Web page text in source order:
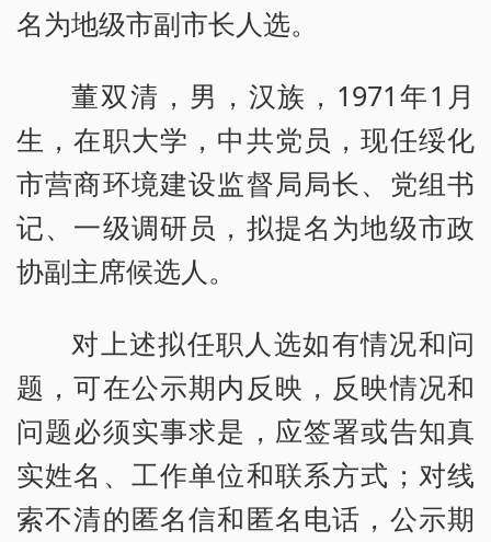
名为地级市副市长人选。
董双清，男，汉族，1971年1月
生，在职大学，中共党员，现任绥化
市营商环境建设监督局局长、党组书
记、一级调研员，拟提名为地级市政
协副主席候选人。
对上述拟任职人选如有情况和问
题，可在公示期内反映，反映情况和
问题必须实事求是，应签署或告知真
实姓名、工作单位和联系方式；对线
索不清的匿名信和匿名电话，公示期